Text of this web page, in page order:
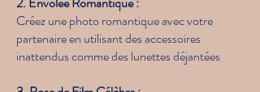
Créez une photo romantique avec votre
partenaire en utilisant des accessoires
inattendus comme des lunettes déjantées